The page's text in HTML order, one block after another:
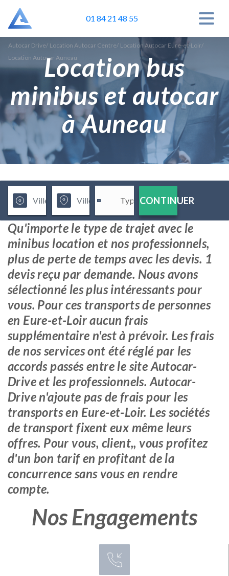
01 84 21 48 55
Autocar Drive/ Location Autocar Centre/ Location Autocar Eure-et-Loir/
Location Autocar AuneauLocation bus
minibus et autocar
à Auneau
CONTINUER
Qu'importe le type de trajet avec le
minibus location et nos professionnels,
plus de perte de temps avec les devis. 1
devis reçu par demande. Nous avons
sélectionné les plus intéressants pour
vous. Pour ces transports de personnes
en Eure-et-Loir aucun frais
supplémentaire n'est à prévoir. Les frais
de nos services ont été réglé par les
accords passés entre le site Autocar-
Drive et les professionnels. Autocar-
Drive n'ajoute pas de frais pour les
transports en Eure-et-Loir. Les sociétés
de transport fixent eux même leurs
offres. Pour vous, client,, vous profitez
d'un bon tarif en profitant de la
concurrence sans vous en rendre
compte.
Nos Engagements